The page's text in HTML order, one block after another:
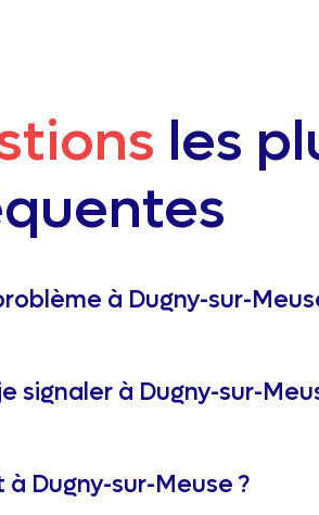
les
à Dugny-sur-
signaler à Dugny-sur-
Dugny-sur-Meuse ?